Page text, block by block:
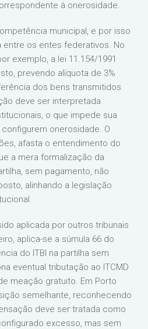
à onerosidade.
municipal, e por isso
entre os entes federativos. No
exemplo, a lei 11.154/1991
prevendo alíquota de 3%
dos bens transmitidos.
deve ser interpretada
o que impede sua
onerosidade. O
afasta o entendimento do
a mera formalização da
sem pagamento, não
alinhando a legislação
aplicada por outros tribunais
aplica-se a súmula 66 do
do ITBI na partilha sem
eventual tributação ao ITCMD
meação gratuito. Em Porto
semelhante, reconhecendo
deve ser tratada como
excesso, mas sem